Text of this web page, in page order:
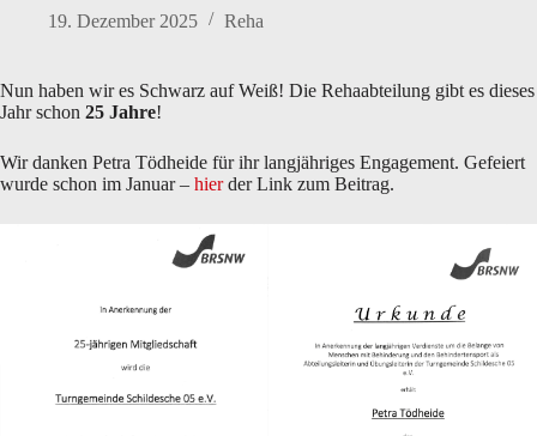
19. Dezember 2025 Reha
Nun haben wir es Schwarz auf Weiß! Die Rehaabteilung gibt es dieses
Jahr schon 25 Jahre!
Wir danken Petra Tödheide für ihr langjähriges Engagement. Gefeiert
wurde schon im Januar – hierder Link zum Beitrag.